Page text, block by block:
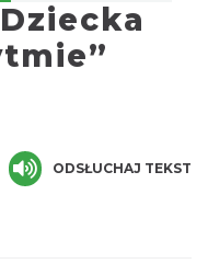
ODSŁUCHAJ TEKST